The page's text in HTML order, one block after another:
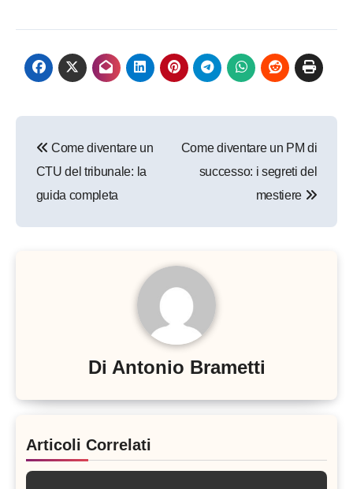
articoli
Come diventare un
CTU del tribunale: la
guida completa
Come diventare un PM di
successo: i segreti del
mestiere
Di Antonio Brametti
Articoli Correlati